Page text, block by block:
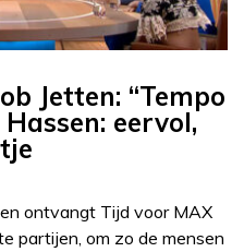
Jetten: “Tempo
eervol,
ontvangt Tijd voor MAX
partijen, om zo de mensen